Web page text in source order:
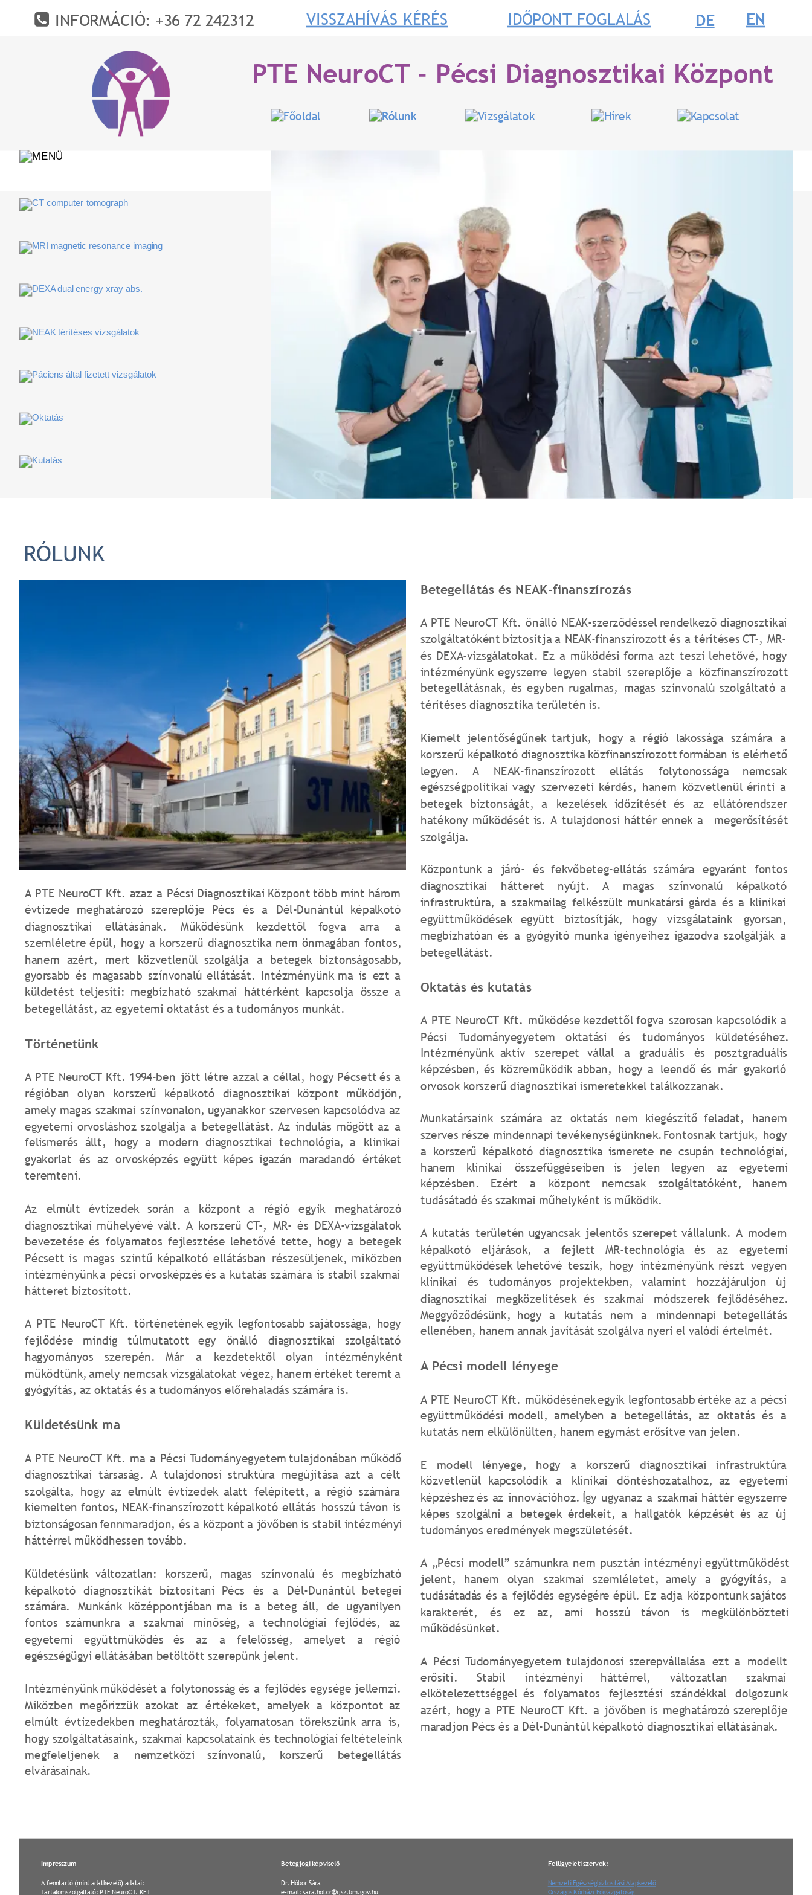
INFORMÁCIÓ: +36 72 242312 IDŐPONT FOGLALÁS
PTE NeuroCT - Pécsi Diagnosztikai Központ
RÓLUNK
Impresszum
A fenntartó (mint adatkezelő) adatai:
Tartalomszolgáltató: PTE NeuroCT. KFT
Betegjogi képviselő
Dr. Hóbor Sára
e-mail: sara.hobor@ijsz.bm.gov.hu
Felügyeleti szervek:
Nemzeti Egészségbiztosítási Alapkezelő
Országos Kórházi Főigazgatóság
DE EN
VISSZAHÍVÁS KÉRÉS
A PTE NeuroCT Kft. azaz a Pécsi Diagnosztikai Központ több mint három
évtizede meghatározó szereplője Pécs és a Dél-Dunántúl képalkotó
diagnosztikai
ellátásának. Működésünk kezdettől fogva arra
a
szemléletre épül, hogy a korszerű diagnosztika nem önmagában fontos,
hanem azért, mert közvetlenül szolgálja a betegek biztonságosabb,
gyorsabb és magasabb színvonalú ellátását. Intézményünk ma is ezt a
küldetést teljesíti: megbízható szakmai háttérként kapcsolja össze a
betegellátást, az egyetemi oktatást és a tudományos munkát.
Történetünk
A PTE NeuroCT Kft. 1994-ben jött létre azzal a céllal, hogy Pécsett és a
régióban
olyan korszerű képalkotó diagnosztikai központ működjön,
amely magas szakmai színvonalon, ugyanakkor szervesen kapcsolódva az
egyetemi orvosláshoz szolgálja a betegellátást. Az indulás mögött az a
felismerés állt, hogy a modern diagnosztikai technológia, a klinikai
gyakorlat és az orvosképzés együtt képes igazán maradandó értéket
teremteni.
Az elmúlt évtizedek során a központ a régió egyik
meghatározó
diagnosztikai műhelyévé vált. A korszerű CT-, MR- és DEXA-vizsgálatok
bevezetése és folyamatos fejlesztése lehetővé tette, hogy a betegek
Pécsett is magas szintű képalkotó ellátásban részesüljenek, miközben
intézményünka pécsi orvosképzés és a kutatás számára is stabil szakmai
hátteret biztosított.
A PTE NeuroCT Kft. történetének egyik legfontosabb sajátossága, hogy
fejlődése
mindig túlmutatott egy önálló diagnosztikai
szolgáltató
hagyományos
szerepén. Már a kezdetektől olyan
intézményként
működtünk, amely nemcsak vizsgálatokat végez, hanem értéket teremt a
gyógyítás, az oktatás és a tudományos előrehaladás számára is.
Küldetésünk ma
A PTE NeuroCT Kft. ma a Pécsi Tudományegyetem tulajdonában működő
diagnosztikai társaság. A tulajdonosi struktúra megújítása azt a célt
szolgálta, hogy az elmúlt évtizedek alatt felépített, a régió számára
kiemelten fontos, NEAK-finanszírozott képalkotó ellátás hosszú távon is
biztonságosan fennmaradjon, és a központ a jövőben is stabil intézményi
háttérrel működhessen tovább.
Küldetésünk változatlan: korszerű, magas színvonalú és
megbízható
képalkotó diagnosztikát biztosítani Pécs és a Dél-Dunántúl betegei
számára.
Munkánk középpontjában ma is a beteg áll, de ugyanilyen
fontos számunkra a szakmai minőség, a technológiai fejlődés,
az
egyetemi
együttműködés és az a felelősség, amelyet a
régió
egészségügyi ellátásában betöltött szerepünk jelent.
Intézményünkműködését a folytonosság és a fejlődés egysége jellemzi.
Miközben megőrizzük azokat az értékeket, amelyek a központot az
elmúlt évtizedekben meghatározták, folyamatosan törekszünk arra is,
hogy szolgáltatásaink, szakmai kapcsolataink és technológiai feltételeink
megfeleljenek
a nemzetközi színvonalú, korszerű
betegellátás
elvárásainak.
Betegellátás és NEAK-finanszírozás
A PTE NeuroCT Kft. önálló NEAK-szerződéssel rendelkező diagnosztikai
szolgáltatóként biztosítjaa NEAK-finanszírozott és a térítéses CT-, MR-
és DEXA-vizsgálatokat. Ez a működési forma azt teszi lehetővé, hogy
intézményünk egyszerre legyen stabil szereplője a közfinanszírozott
betegellátásnak, és egyben rugalmas, magas színvonalú szolgáltató a
térítéses diagnosztika területén is.
Kiemelt jelentőségűnek tartjuk, hogy a régió lakossága számára a
korszerű képalkotó diagnosztika közfinanszírozottformában is elérhető
legyen.
A NEAK-finanszírozott ellátás folytonossága
nemcsak
egészségpolitikai vagy szervezeti kérdés, hanem közvetlenül érinti a
betegek biztonságát, a kezelések időzítését és az
ellátórendszer
hatékony működését is. A tulajdonosi háttér ennek a
megerősítését
szolgálja.
Központunk a járó- és fekvőbeteg-ellátás számára egyaránt fontos
diagnosztikai
hátteret nyújt. A magas színvonalú
képalkotó
infrastruktúra, a szakmailag felkészült munkatársi gárda és a klinikai
együttműködések együtt biztosítják, hogy vizsgálataink
gyorsan,
megbízhatóan és a gyógyító munka igényeihez igazodva szolgálják a
betegellátást.
Oktatás és kutatás
A PTE NeuroCT Kft. működése kezdettől fogva szorosan kapcsolódik a
Pécsi
Tudományegyetem oktatási és tudományos
küldetéséhez.
Intézményünk aktív szerepet vállal a graduális és
posztgraduális
képzésben, és közreműködik abban, hogy a leendő és már gyakorló
orvosok korszerű diagnosztikai ismeretekkel találkozzanak.
Munkatársaink számára az oktatás nem kiegészítő feladat,
hanem
szerves része mindennapi tevékenységünknek. Fontosnak tartjuk, hogy
a korszerű képalkotó diagnosztika ismerete ne csupán technológiai,
hanem
klinikai összefüggéseiben is jelen legyen az
egyetemi
képzésben.
Ezért a központ nemcsak szolgáltatóként,
hanem
tudásátadó és szakmai műhelyként is működik.
A kutatás területén ugyancsak jelentős szerepet vállalunk. A modern
képalkotó
eljárások, a fejlett MR-technológia és az
egyetemi
együttműködések lehetővé teszik, hogy intézményünk részt vegyen
klinikai
és tudományos projektekben, valamint hozzájáruljon
új
diagnosztikai
megközelítések és szakmai módszerek fejlődéséhez.
Meggyőződésünk, hogy a kutatás nem a mindennapi
betegellátás
ellenében, hanem annak javítását szolgálva nyeri el valódi értelmét.
A Pécsi modell lényege
A PTE NeuroCT Kft. működésénekegyik legfontosabb értéke az a pécsi
együttműködési modell, amelyben a betegellátás, az oktatás és a
kutatás nem elkülönülten, hanem egymást erősítve van jelen.
E modell lényege, hogy a korszerű diagnosztikai
infrastruktúra
közvetlenül kapcsolódik a klinikai döntéshozatalhoz, az
egyetemi
képzéshezés az innovációhoz. Így ugyanaz a szakmai háttér egyszerre
képes szolgálni a betegek érdekeit, a hallgatók képzését és az új
tudományos eredmények megszületését.
A „Pécsi modell” számunkra nem pusztán intézményi együttműködést
jelent,
hanem olyan szakmai szemléletet, amely a gyógyítás,
a
tudásátadás és a fejlődés egységére épül. Ez adja központunksajátos
karakterét,
és ez az, ami hosszú távon is
megkülönbözteti
működésünket.
A Pécsi Tudományegyetem tulajdonosi szerepvállalása ezt a modellt
erősíti.
Stabil intézményi háttérrel, változatlan
szakmai
elkötelezettséggel és folyamatos fejlesztési szándékkal
dolgozunk
azért, hogy a PTE NeuroCT Kft. a jövőben is meghatározó szereplője
maradjon Pécs és a Dél-Dunántúl képalkotó diagnosztikai ellátásának.